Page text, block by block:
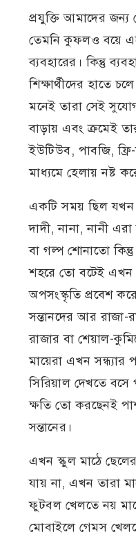
প্রযুক্তি আমাদের
তেমনি কুফলও বয়ে
ব্যবহারের। কিন্তু
শিক্ষার্থীদের হাতে
মনেই তারা সেই
বাড়ায় এবং ক্রমেই
ইউটিউব, পাবজি,
মাধ্যমে হেলায় নষ্ট
একটি সময় ছিল যখন
দাদী, নানা, নানী এরা
বা গল্প শোনাতো
শহরে তো বটেই এখন
অপসংস্কৃতি প্রবেশ
সন্তানদের আর রাজা-
রাজার বা শেয়াল-
মায়েরা এখন সন্ধ্যার
সিরিয়াল দেখতে
ক্ষতি তো করছেনই
সন্তানের।
এখন স্কুল মাঠে
যায় না, এখন তারা
ফুটবল খেলতে নয়
মোবাইলে গেমস